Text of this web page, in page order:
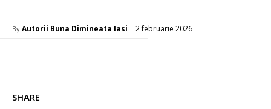
By Autorii Buna Dimineata Iasi 2 februarie 2026
SHARE